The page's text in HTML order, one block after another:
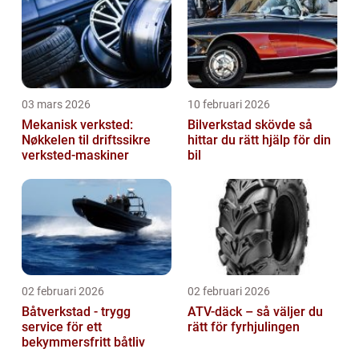
03 mars 2026
Mekanisk verksted:
Nøkkelen til driftssikre
verksted-maskiner
10 februari 2026
Bilverkstad skövde så
hittar du rätt hjälp för din
bil
02 februari 2026
Båtverkstad - trygg
service för ett
bekymmersfritt båtliv
02 februari 2026
ATV-däck – så väljer du
rätt för fyrhjulingen